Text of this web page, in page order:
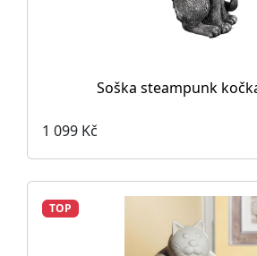
Soška steampunk
1 099 Kč
TOP